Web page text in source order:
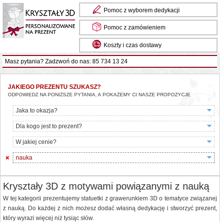
Pomoc z wyborem dedykacji
Pomoc z zamówieniem
Koszty i czas dostawy
Masz pytania? Zadzwoń do nas: 85 734 13 24
JAKIEGO PREZENTU SZUKASZ?
ODPOWIEDZ NA PONIŻSZE PYTANIA, A POKAŻEMY CI NASZE PROPOZYCJE
Jaka to okazja?
Dla kogo jest to prezent?
W jakiej cenie?
nauka
Kryształy 3D z motywami powiązanymi z nauką
W tej kategorii prezentujemy statuetki z grawerunkiem 3D o tematyce związanej
z nauką. Do każdej z nich możesz dodać własną dedykację i stworzyć prezent,
który wyrazi więcej niż tysiąc słów.